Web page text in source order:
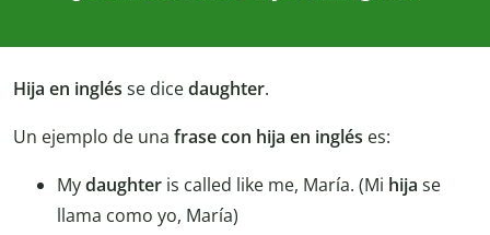
Hija en inglés se dicedaughter.
Un ejemplo de una frase con hija en inglés es:
Mydaughter is called like me, María. (Mi hija se
llama como yo, María)